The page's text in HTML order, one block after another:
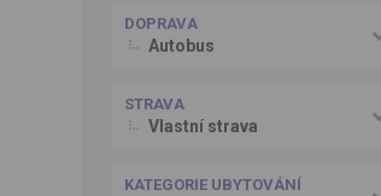
DOPRAVA
Autobus
STRAVA
Vlastní strava
KATEGORIE UBYTOVÁNÍ